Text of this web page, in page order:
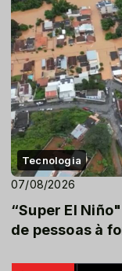
Tecnologia
07/08/2026
“Super El
de pessoas à